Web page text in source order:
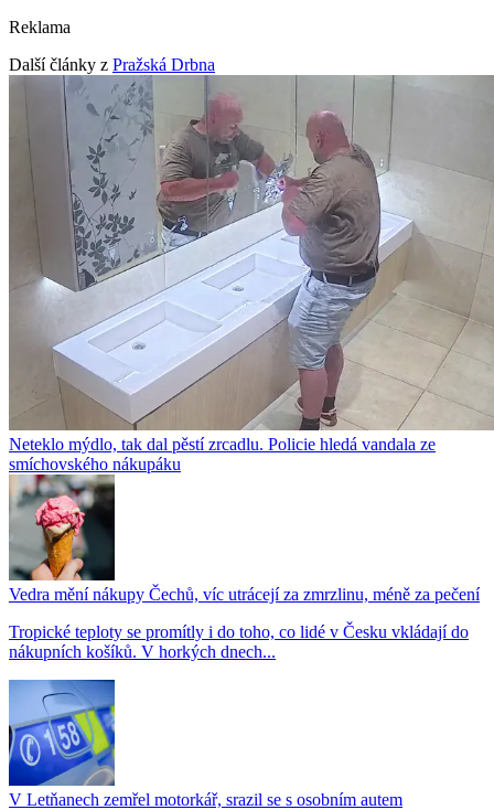
Reklama
Další články z Pražská Drbna
Neteklo mýdlo, tak dal pěstí zrcadlu. Policie hledá vandala ze
smíchovského nákupáku
Vedra mění nákupy Čechů, víc utrácejí za zmrzlinu, méně za pečení
Tropické teploty se promítly i do toho, co lidé v Česku vkládají do
nákupních košíků. V horkých dnech...
V Letňanech zemřel motorkář, srazil se s osobním autem